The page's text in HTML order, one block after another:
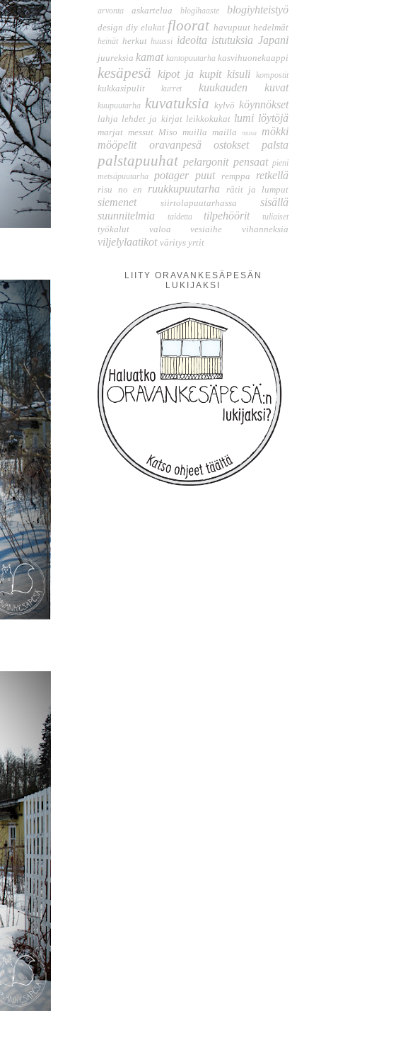
arvonta askartelua blogihaaste blogiyhteistyö
design diy elukat floorat havupuut hedelmät
heinät herkut huussi ideoita istutuksia Japani
juureksia kamat kantopuutarha kasvihuonekaappi
kesäpesä kipot ja kupit kisuli kompostit
kukkasipulit kurret kuukauden kuvat
kuupuutarha kuvatuksia kylvö köynnökset
lahja lehdet ja kirjat leikkokukat lumi löytöjä
marjat messut Miso muilla mailla musa
mökki
mööpelit
oravanpesä ostokset palsta
palstapuuhat pelargonit pensaat pieni
metsäpuutarha
potager puut remppa retkellä
risu no en ruukkupuutarha rätit ja lumput
siemenet siirtolapuutarhassa
sisällä
suunnitelmia
taidetta tilpehöörit tuliaiset
työkalut valoa vesiaihe vihanneksia
viljelylaatikot väritys yrtit
LIITY ORAVANKESÄPESÄN
LUKIJAKSI